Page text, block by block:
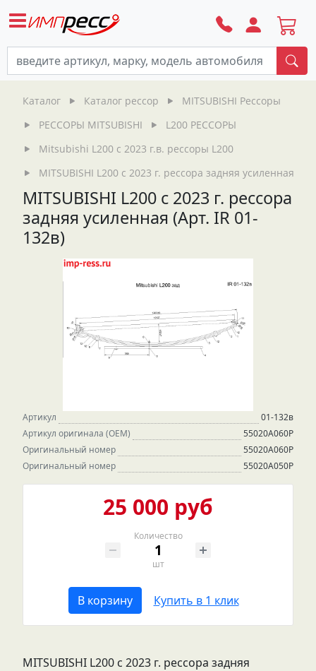
Каталог Каталог рессор
MITSUBISHI Рессоры
РЕССОРЫ MITSUBISHI
L200 РЕССОРЫ
Mitsubishi L200 c 2023 г.в. рессоры L200
MITSUBISHI L200 с 2023 г. рессора задняя усиленная
MITSUBISHI L200 с 2023 г. рессора
задняя усиленная (Арт. IR 01-
132в)
Артикул
01-132в
Артикул оригинала (OEM)
55020A060P
Оригинальный номер
55020А060Р
Оригинальный номер
55020A050P
25 000 руб
Количество
шт
В корзину Купить в 1 клик
MITSUBISHI L200 с 2023 г. рессора задняя